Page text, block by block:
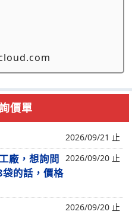
價單
2026/09/21 止
廠，想詢問
的話，價格
2026/09/20 止
2026/09/20 止